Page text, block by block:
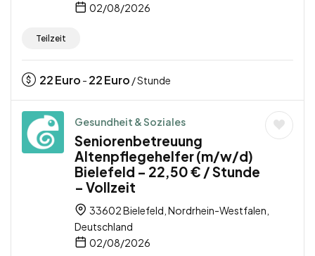
02/08/2026
Teilzeit
22Euro - 22Euro / Stunde
Gesundheit & Soziales
Seniorenbetreuung
Altenpflegehelfer (m/w/d)
Bielefeld – 22,50 € / Stunde
– Vollzeit
33602 Bielefeld, Nordrhein-Westfalen,
Deutschland
02/08/2026